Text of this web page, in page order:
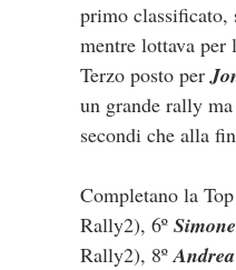
primo classificato,
mentre lottava
Terzo posto per
un grande rally
secondi che alla
Completano la
Rally2), 6º
Rally2), 8º